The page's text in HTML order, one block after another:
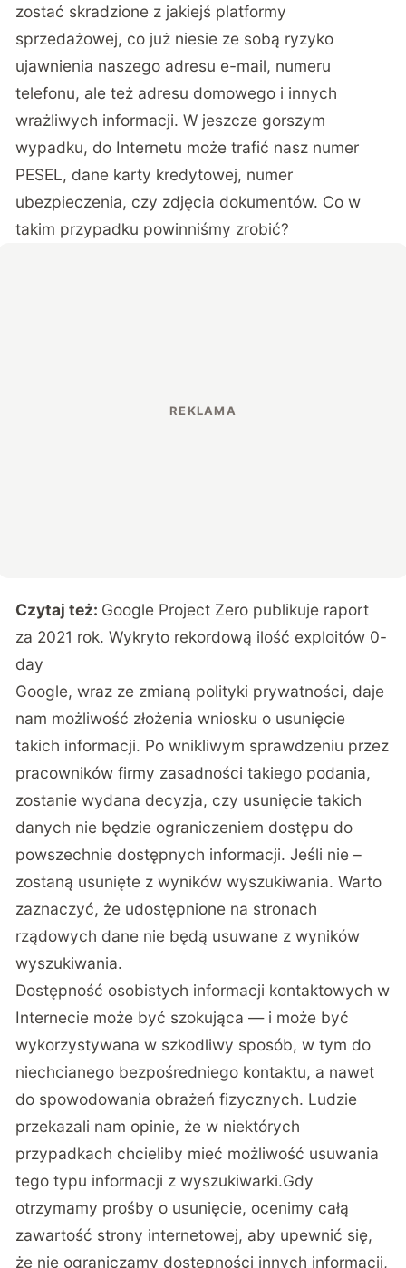
zostać skradzione z jakiejś platformy
sprzedażowej, co już niesie ze sobą ryzyko
ujawnienia naszego adresu e-mail, numeru
telefonu, ale też adresu domowego i innych
wrażliwych informacji. W jeszcze gorszym
wypadku, do Internetu może trafić nasz numer
PESEL, dane karty kredytowej, numer
ubezpieczenia, czy zdjęcia dokumentów. Co w
takim przypadku powinniśmy zrobić?
Czytaj też: Google Project Zero publikuje raport
za 2021 rok. Wykryto rekordową ilość exploitów 0-
day
Google, wraz ze zmianą polityki prywatności, daje
nam możliwość złożenia wniosku o usunięcie
takich informacji. Po wnikliwym sprawdzeniu przez
pracowników firmy zasadności takiego podania,
zostanie wydana decyzja, czy usunięcie takich
danych nie będzie ograniczeniem dostępu do
powszechnie dostępnych informacji. Jeśli nie –
zostaną usunięte z wyników wyszukiwania. Warto
zaznaczyć, że udostępnione na stronach
rządowych dane nie będą usuwane z wyników
wyszukiwania.
Dostępność osobistych informacji kontaktowych w
Internecie może być szokująca — i może być
wykorzystywana w szkodliwy sposób, w tym do
niechcianego bezpośredniego kontaktu, a nawet
do spowodowania obrażeń fizycznych. Ludzie
przekazali nam opinie, że w niektórych
przypadkach chcieliby mieć możliwość usuwania
tego typu informacji z wyszukiwarki.Gdy
otrzymamy prośby o usunięcie, ocenimy całą
zawartość strony internetowej, aby upewnić się,
że nie ograniczamy dostępności innych informacji,